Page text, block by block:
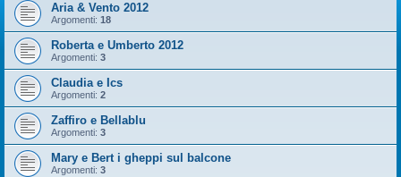
Aria & Vento 2012
Argomenti: 18
Roberta e Umberto 2012
Argomenti: 3
Claudia e Ics
Argomenti: 2
Zaffiro e Bellablu
Argomenti: 3
Mary e Bert i gheppi sul balcone
Argomenti: 3